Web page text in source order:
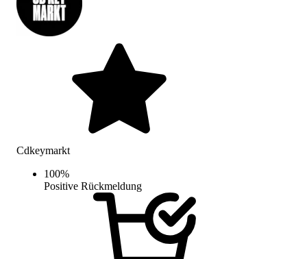
Cdkeymarkt
100%
Positive Rückmeldung